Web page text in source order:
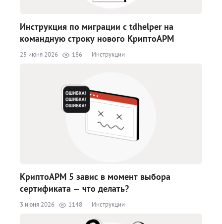
Инструкция по миграции с tdhelper на
командную строку нового КриптоАРМ
25 июня 2026 186 · Инструкции
КриптоАРМ 5 завис в момент выбора
сертификата — что делать?
3 июня 2026 1148 · Инструкции